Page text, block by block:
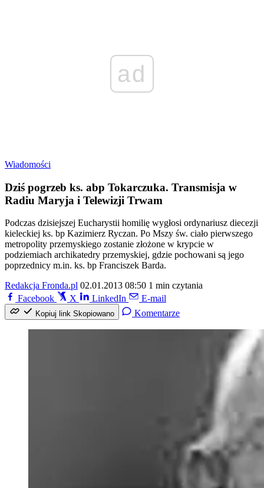
ad
Wiadomości
Dziś pogrzeb ks. abp Tokarczuka. Transmisja w
Radiu Maryja i Telewizji Trwam
Podczas dzisiejszej Eucharystii homilię wygłosi ordynariusz diecezji
kieleckiej ks. bp Kazimierz Ryczan. Po Mszy św. ciało pierwszego
metropolity przemyskiego zostanie złożone w krypcie w
podziemiach archikatedry przemyskiej, gdzie pochowani są jego
poprzednicy m.in. ks. bp Franciszek Barda.
Redakcja Fronda.pl 02.01.2013 08:50 1 min czytania
Facebook
X LinkedIn E-mail
Kopiuj link Skopiowano Komentarze